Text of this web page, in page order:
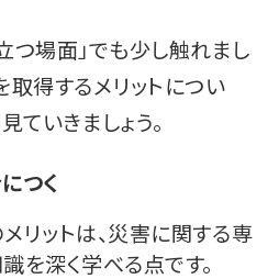
つ場面」でも少し触れまし
取得するメリットについ
ていきましょう。
つく
リットは、災害に関する専
を深く学べる点です。